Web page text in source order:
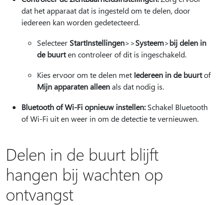
dat het apparaat dat is ingesteld om te delen, door
iedereen kan worden gedetecteerd.
Selecteer StartInstellingen>>Systeem>bij delen in
de buurten controleer of dit is ingeschakeld.
Kies ervoor om te delen met Iedereen in de buurtof
Mijn apparaten alleenals dat nodig is.
Bluetooth of Wi-Fi opnieuw instellen:Schakel Bluetooth
of Wi-Fi uit en weer in om de detectie te vernieuwen.
Delen in de buurt blijft
hangen bij wachten op
ontvangst